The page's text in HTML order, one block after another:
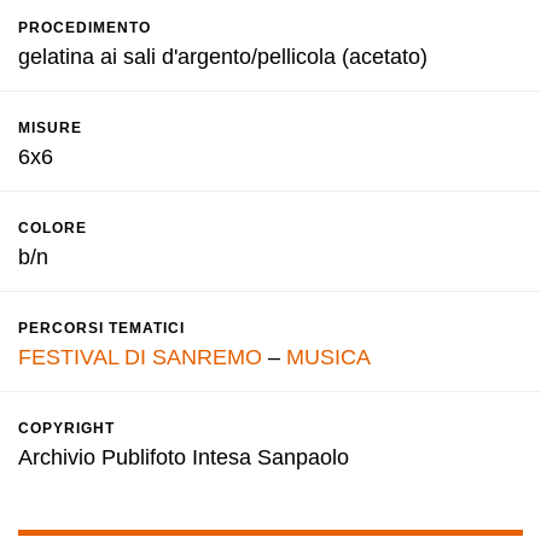
PROCEDIMENTO
gelatina ai sali d'argento/pellicola (acetato)
MISURE
6x6
COLORE
b/n
PERCORSI TEMATICI
FESTIVAL DI SANREMO – MUSICA
COPYRIGHT
Archivio Publifoto Intesa Sanpaolo